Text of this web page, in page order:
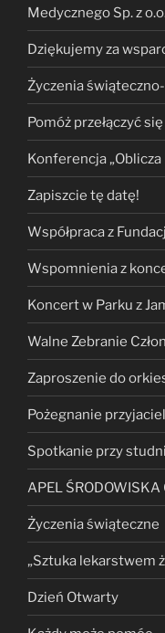
Medycznego Sp. z
Dziękujemy za
Życzenia
Pomóż przełączyć
Konferencja „Oblicza
Zapiszcie tę datę!
Współpraca z
Wspomnienia z
Koncert w Parku z
Walne Zebranie
Zaproszenie do
Pożegnanie
Spotkanie przy
APEL ŚRODOWISKA
Życzenia świąteczne
„Sztuka lekarstwem
Dzień Otwarty